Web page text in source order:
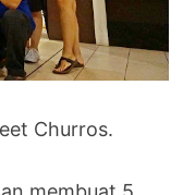
Churros.